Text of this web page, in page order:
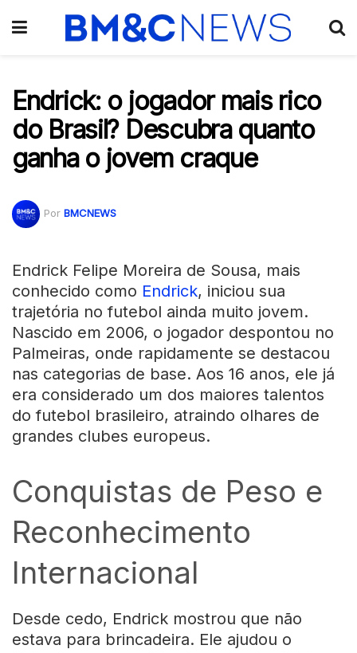
Endrick: o jogador mais rico
do Brasil? Descubra quanto
ganha o jovem craque
Por BMCNEWS
Endrick Felipe Moreira de Sousa, mais
conhecido como Endrick, iniciou sua
trajetória no futebol ainda muito jovem.
Nascido em 2006, o jogador despontou no
Palmeiras, onde rapidamente se destacou
nas categorias de base. Aos 16 anos, ele já
era considerado um dos maiores talentos
do futebol brasileiro, atraindo olhares de
grandes clubes europeus.
Conquistas de Peso e
Reconhecimento
Internacional
Desde cedo, Endrick mostrou que não
estava para brincadeira. Ele ajudou o